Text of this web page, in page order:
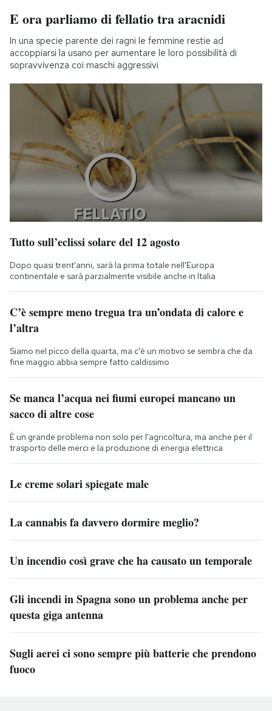
E ora parliamo di fellatio tra aracnidi
In una specie parente dei ragni le femmine restie ad
accoppiarsi la usano per aumentare le loro possibilità di
sopravvivenza coi maschi aggressivi
Tutto sull’eclissi solare del 12 agosto
Dopo quasi trent'anni, sarà la prima totale nell'Europa
continentale e sarà parzialmente visibile anche in Italia
C’è sempre meno tregua tra un’ondata di calore e
l’altra
Siamo nel picco della quarta, ma c'è un motivo se sembra che da
fine maggio abbia sempre fatto caldissimo
Se manca l’acqua nei fiumi europei mancano un
sacco di altre cose
È un grande problema non solo per l'agricoltura, ma anche per il
trasporto delle merci e la produzione di energia elettrica
Le creme solari spiegate male
La cannabis fa davvero dormire meglio?
Un incendio così grave che ha causato un temporale
Gli incendi in Spagna sono un problema anche per
questa giga antenna
Sugli aerei ci sono sempre più batterie che prendono
fuoco